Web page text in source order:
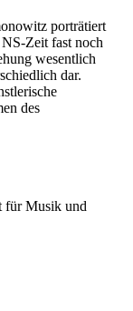
porträtiert
Zeit fast noch
wesentlich
dar.
des
für Musik und